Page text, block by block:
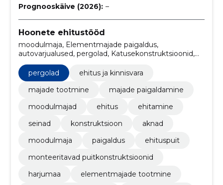
Prognooskäive (2026): –
Hoonete ehitustööd
moodulmaja, Elementmajade paigaldus,
autovarjualused, pergolad, Katusekonstruktsioonid,
Elementmajade tootmine, harjumaa, monteeritavad
puitkonstruktsioonid, ehituspuit, paigaldus
pergolad
ehitus ja kinnisvara
majade tootmine
majade paigaldamine
moodulmajad
ehitus
ehitamine
seinad
konstruktsioon
aknad
moodulmaja
paigaldus
ehituspuit
monteeritavad puitkonstruktsioonid
harjumaa
elementmajade tootmine